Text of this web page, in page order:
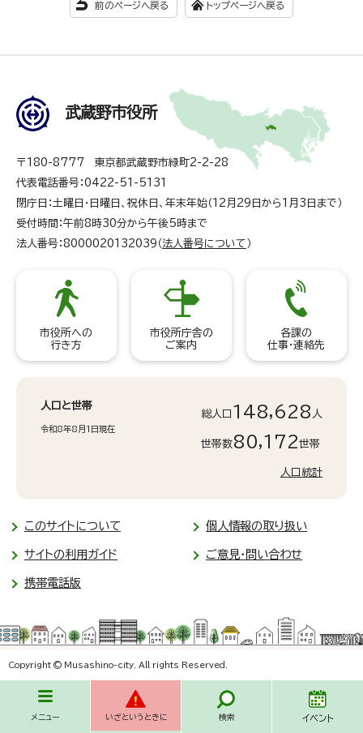
前のページへ戻る トップページへ戻る
メニュー いざというときに 検索 イベント
武蔵野市役所
〒180-8777 東京都武蔵野市緑町2-2-28
代表電話番号：0422-51-5131
閉庁日：土曜日・日曜日、祝休日、年末年始（12月29日から1月3日まで）
受付時間：午前8時30分から午後5時まで
法人番号：8000020132039（ 法人番号について ）
市役所への
行き方
市役所庁舎の
ご案内
各課の
仕事・連絡先
人口と世帯
令和8年8月1日現在
総人口 148,628 人
世帯数80,172世帯
人口統計
このサイトについて 個人情報の取り扱い
サイトの利用ガイド ご意見・問い合わせ
携帯電話版
Copyright © Musashino-city. All rights Reserved.